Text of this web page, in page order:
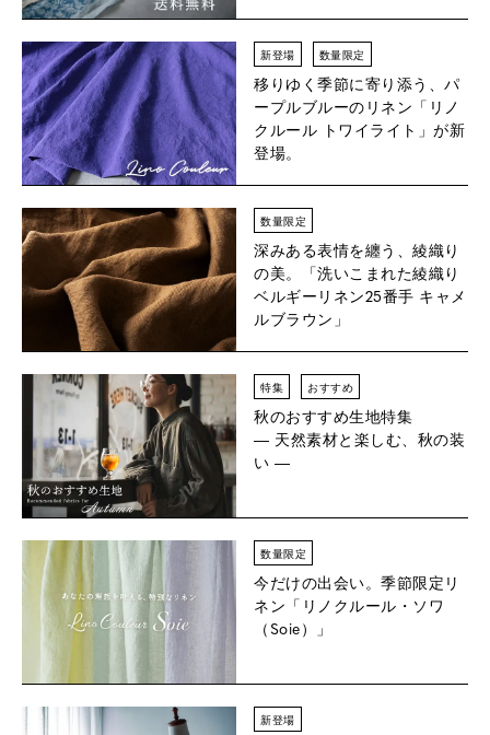
新登場 数量限定
移りゆく季節に寄り添う、パ
ープルブルーのリネン「リノ
クルール トワイライト」が新
登場。
数量限定
深みある表情を纏う、綾織り
の美。「洗いこまれた綾織り
ベルギーリネン25番手 キャメ
ルブラウン」
特集 おすすめ
秋のおすすめ生地特集
― 天然素材と楽しむ、秋の装
い ―
数量限定
今だけの出会い。季節限定リ
ネン 「リノクルール・ソワ
（Soie）」
新登場